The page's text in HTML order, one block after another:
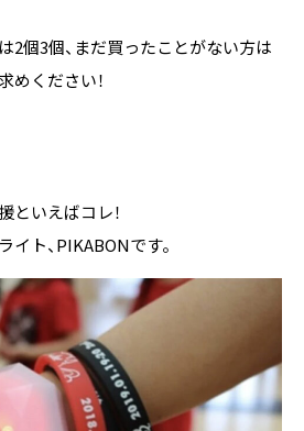
2個3個、まだ買ったことがない方は
めください！
といえばコレ！
ト、PIKABONです。